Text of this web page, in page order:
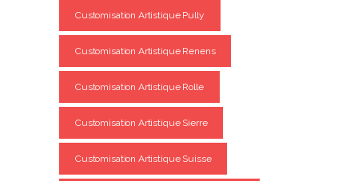
Customisation Artistique Pully
Customisation Artistique Renens
Customisation Artistique Rolle
Customisation Artistique Sierre
Customisation Artistique Suisse